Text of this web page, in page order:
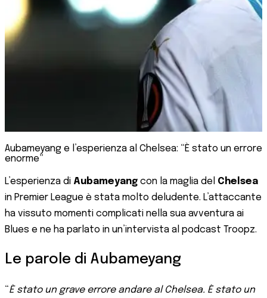
Aubameyang e l’esperienza al Chelsea: “È stato un errore
enorme”
L’esperienza di Aubameyang con la maglia del Chelsea
in Premier League è stata molto deludente. L’attaccante
ha vissuto momenti complicati nella sua avventura ai
Blues e ne ha parlato in un’intervista al podcast Troopz.
Le parole di Aubameyang
“È stato un grave errore andare al Chelsea. È stato un